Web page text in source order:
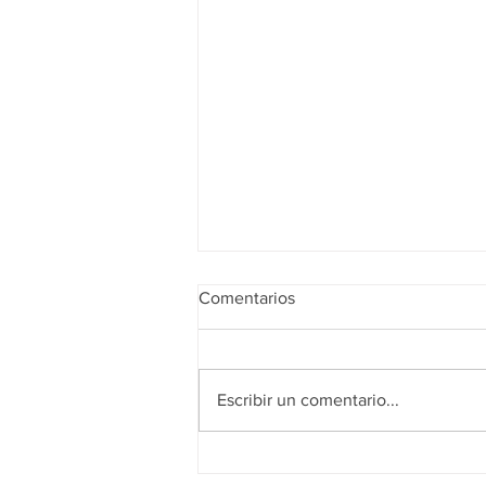
Realidad de octubre
Comentarios
Escribir un comentario...